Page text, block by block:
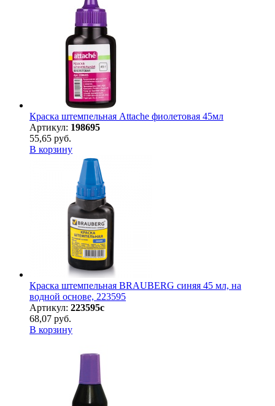
Краска штемпельная Attache фиолетовая 45мл
Артикул: 198695
55,65 руб.
В корзину
Краска штемпельная BRAUBERG синяя 45 мл, на
водной основе, 223595
Артикул: 223595с
68,07 руб.
В корзину